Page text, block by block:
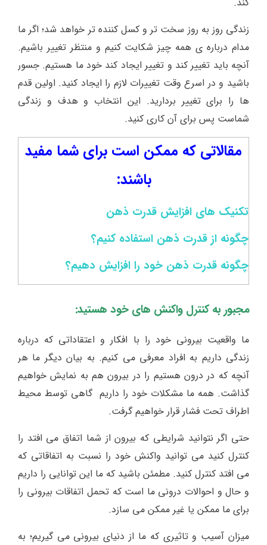
زندگی روز به روز سخت تر و کسل کننده تر خواهد شد؛ اگر ما
مدام درباره ی همه چیز شکایت کنیم و منتظر تغییر باشیم.
آنچه باید تغییر کند و تغییر ایجاد کند خود ما هستیم. جسور
باشید و در اسرع وقت تغییرات لازم را ایجاد کنید. اولین قدم
ها را برای تغییر بردارید. این انتخاب و هدف و زندگی
شماست پس برای آن کاری کنید.
مقالاتی که ممکن است برای شما مفید
باشند:
تکنیک های افزایش قدرت ذهن
چگونه از قدرت ذهن استفاده کنیم؟
چگونه قدرت ذهن خود را افزایش دهیم؟
مجبور به کنترل واکنش های خود هستید:
ما واقعیت بیرونی خود را با افکار و اعتقاداتی که درباره
زندگی داریم به افراد معرفی می کنیم. به بیان دیگر ما هر
آنچه که در درون هستیم را در بیرون هم به نمایش خواهیم
گذاشت. همه ما مشکلات خود را داریم گاهی توسط محیط
اطراف تحت فشار قرار خواهیم گرفت.
حتی اگر نتوانید شرایطی که بیرون از شما اتفاق می افتد را
کنترل کنید می توانید واکنش خود را نسبت به اتفاقاتی که
می افتد کنترل کنید. مطمئن باشید که ما این توانایی را داریم
و حال و احوالات درونی ما است که تحمل اتفاقات بیرونی را
برای ما ممکن یا غیر ممکن می سازد.
میزان آسیب و تاثیری که ما از دنیای بیرونی می گیریم؛ به